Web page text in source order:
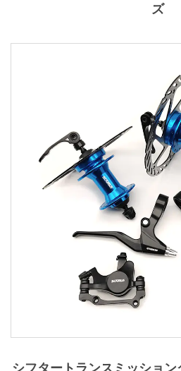
ズ
シフタートランスミッショ